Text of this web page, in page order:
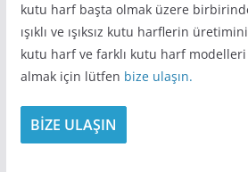
kutu harf başta olmak üzere
ışıklı ve ışıksız kutu harflerin
kutu harf ve farklı kutu harf modelleri
almak için lütfen bize ulaşın.
BİZE ULAŞIN